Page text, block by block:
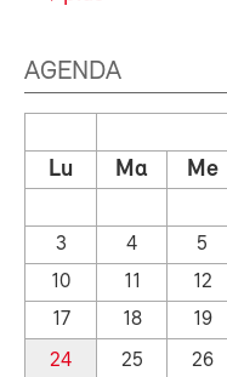
AGENDA
Lu Ma Me
3
4 5
10
11 12
17
18 19
24
25 26